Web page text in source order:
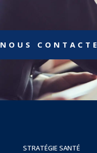
NOUS
STRATÉGIE SANTÉ